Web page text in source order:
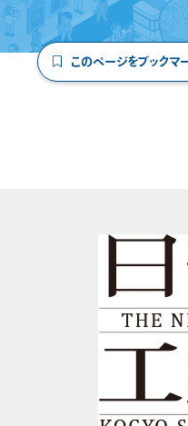
このページをブックマ